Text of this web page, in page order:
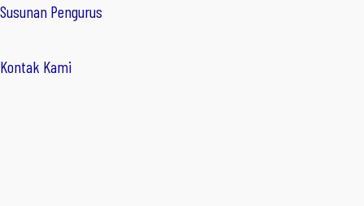
Susunan Pengurus
Kontak Kami